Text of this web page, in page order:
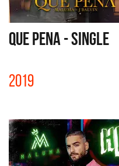
QUE PENA - SINGLE
2019